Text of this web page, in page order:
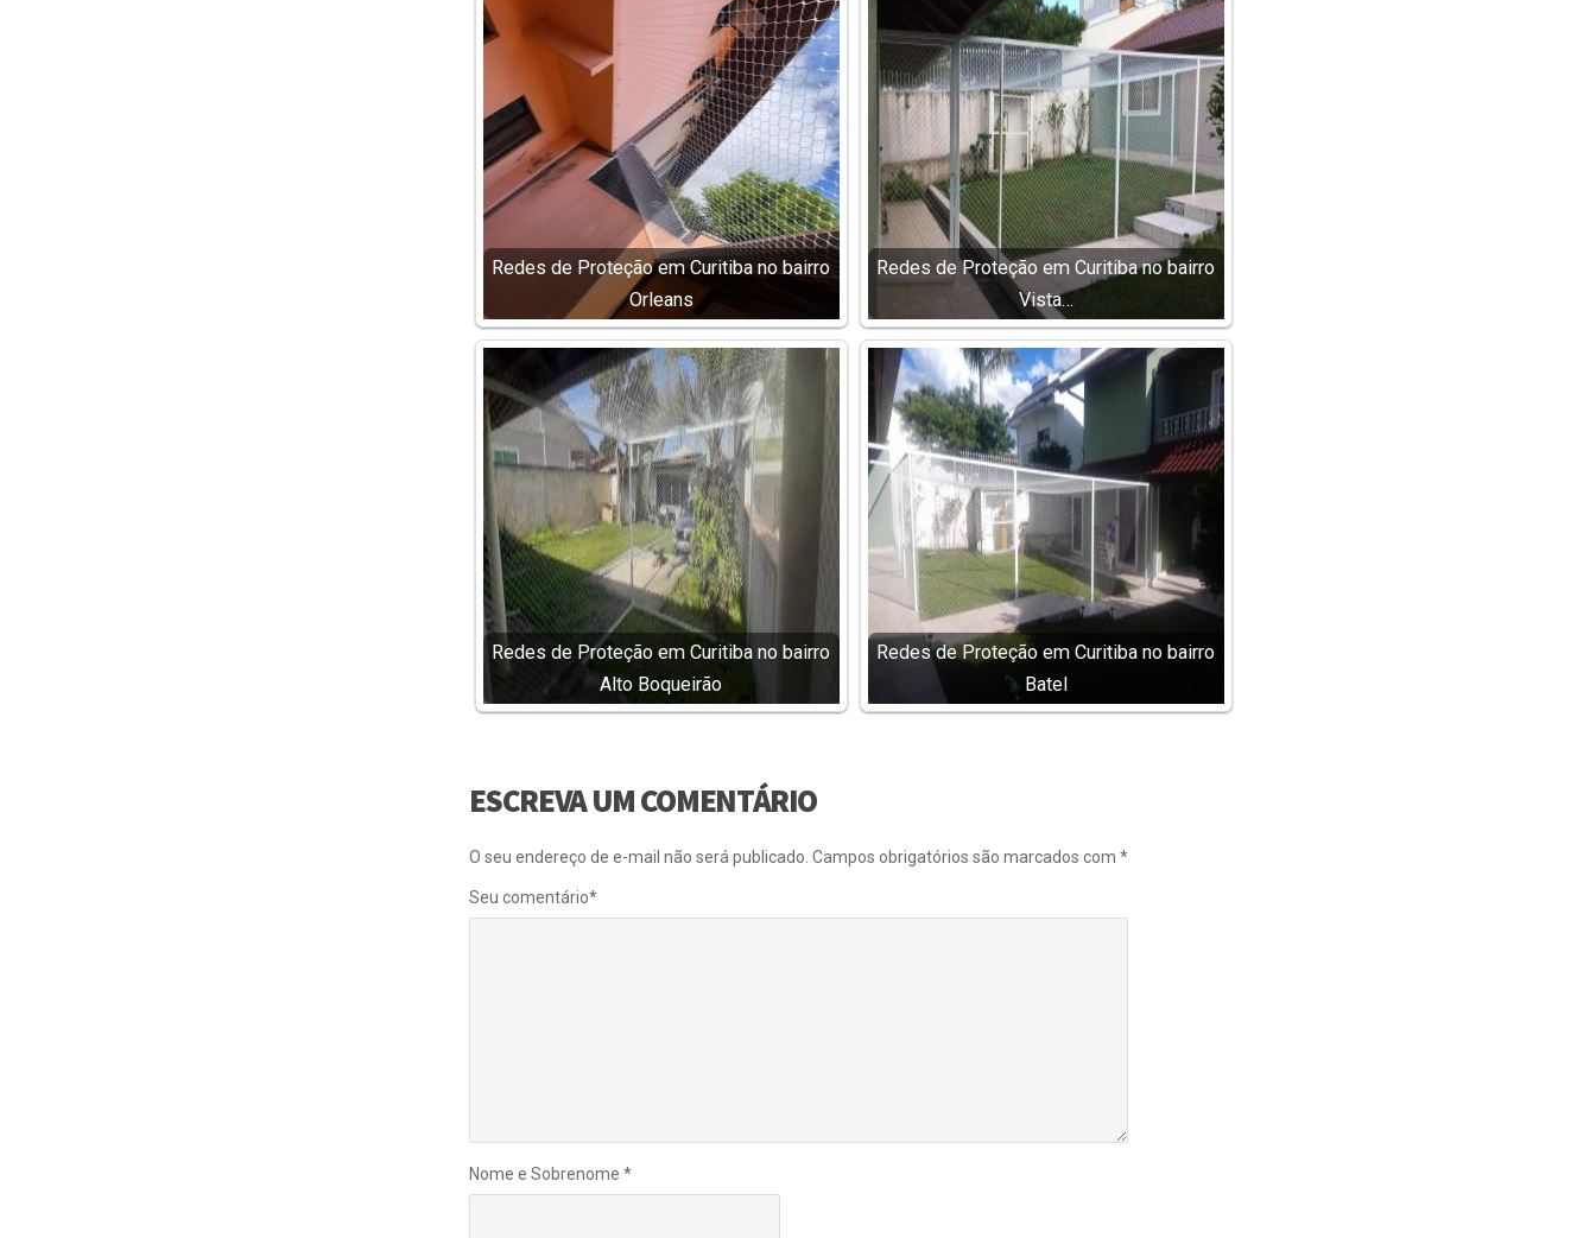
Redes de Proteção em Curitiba no bairro
Orleans
Redes de Proteção em Curitiba no bairro
Vista…
Redes de Proteção em Curitiba no bairro
Alto Boqueirão
Redes de Proteção em Curitiba no bairro
Batel
ESCREVA UM COMENTÁRIO
O seu endereço de e-mail não será publicado. Campos obrigatórios são marcados com *
Seu comentário*
Nome e Sobrenome *